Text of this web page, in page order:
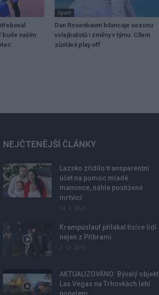
bude naším
Sport
Dan Rosenbaum bilancuje sezonu
volejbalistů i změny v týmu. Cílem
zůstává play off
NEJČTENĚJŠÍ ČLÁNKY
Lazsko zřídilo transparentní
účet na pomoc mladé
mamince, náhle postižené
mrtvicí
14. 2. 2023
Krampuslauf přilákal tisíce lidí
nejen z Příbrami
2. 12. 2016
AKTUALIZOVÁNO: Bývalý objekt
Las Vegas na Trhovkách lehl
popelem